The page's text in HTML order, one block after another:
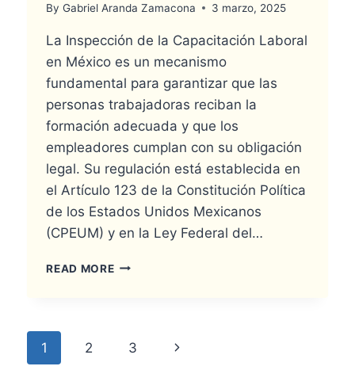
By Gabriel Aranda Zamacona 3 marzo, 2025
La Inspección de la Capacitación Laboral
en México es un mecanismo
fundamental para garantizar que las
personas trabajadoras reciban la
formación adecuada y que los
empleadores cumplan con su obligación
legal. Su regulación está establecida en
el Artículo 123 de la Constitución Política
de los Estados Unidos Mexicanos
(CPEUM) y en la Ley Federal del…
READ MOREINSPECCIÓN
Page
1 2 3
Next